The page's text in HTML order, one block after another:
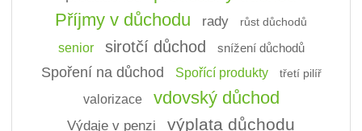
Příjmy v důchodu rady růst důchodů
senior sirotčí důchod snížení důchodů
Spoření na důchod Spořící produkty třetí pilíř
valorizace vdovský důchod
Výdaje v penzi výplata důchodu